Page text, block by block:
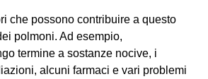
che possono contribuire a questo
polmoni. Ad esempio,
termine a sostanze nocive, i
alcuni farmaci e vari problemi